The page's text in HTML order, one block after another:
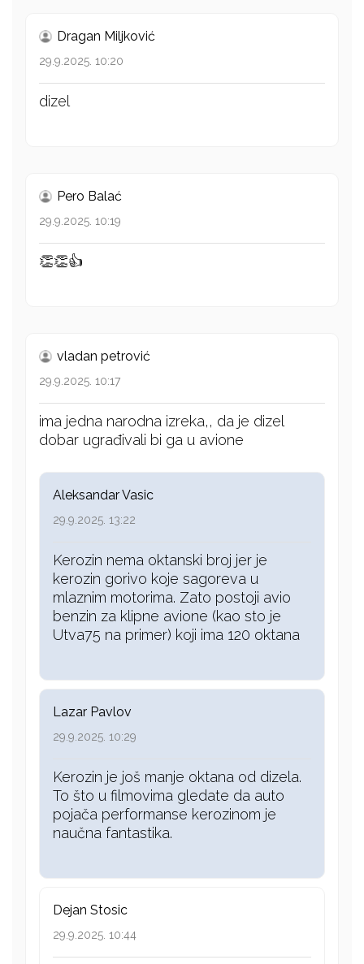
Dragan Miljković
29.9.2025. 10:20
dizel
Pero Balać
29.9.2025. 10:19
👏👏👍
vladan petrović
29.9.2025. 10:17
ima jedna narodna izreka,, da je dizel
dobar ugrađivali bi ga u avione
Aleksandar Vasic
29.9.2025. 13:22
Kerozin nema oktanski broj jer je
kerozin gorivo koje sagoreva u
mlaznim motorima. Zato postoji avio
benzin za klipne avione (kao sto je
Utva75 na primer) koji ima 120 oktana
Lazar Pavlov
29.9.2025. 10:29
Kerozin je još manje oktana od dizela.
To što u filmovima gledate da auto
pojača performanse kerozinom je
naučna fantastika.
Dejan Stosic
29.9.2025. 10:44